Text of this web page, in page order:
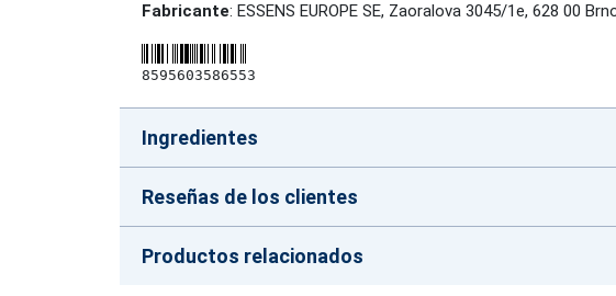
Fabricante: ESSENS EUROPE SE, Zaoralova 3045/1e, 628 00
8595603586553
Ingredientes
Reseñas de los clientes
Productos relacionados